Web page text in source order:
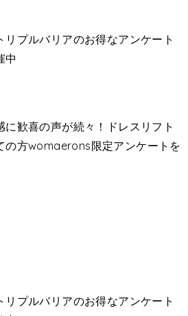
リプルバリアのお得なアンケート
中
に歓喜の声が続々！ドレスリフト
の方womaerons限定アンケートを
リプルバリアのお得なアンケート